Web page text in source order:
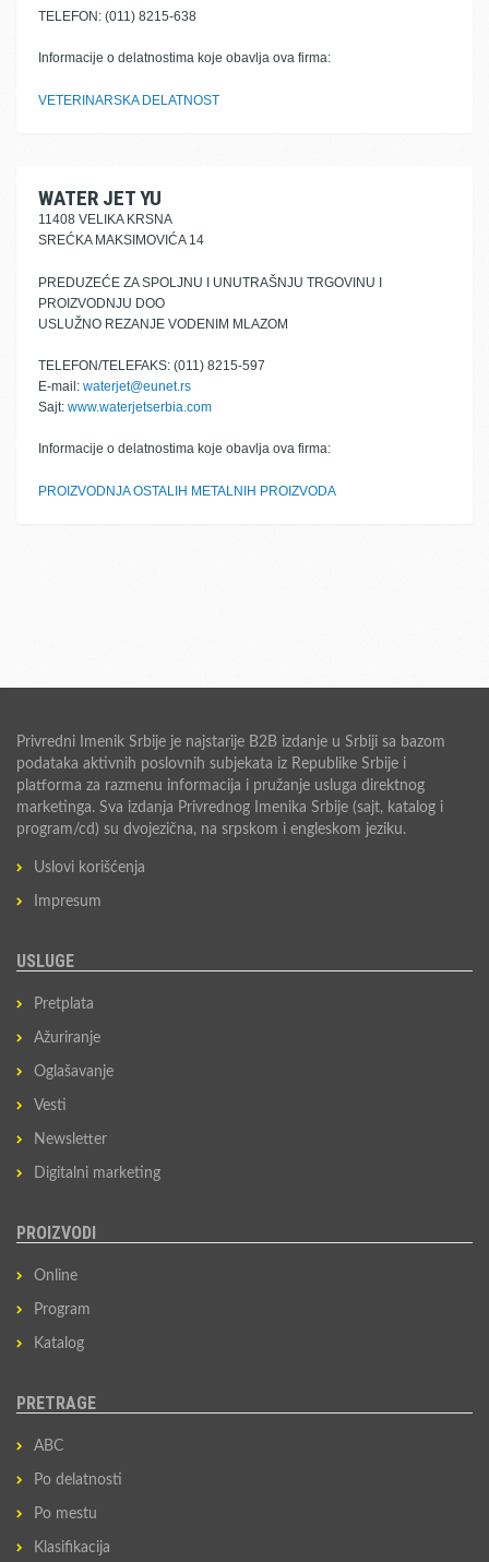
TELEFON: (011) 8215-638
Informacije o delatnostima koje obavlja ova firma:
VETERINARSKA DELATNOST
WATER JET YU
11408 VELIKA KRSNA
SREĆKA MAKSIMOVIĆA 14
PREDUZEĆE ZA SPOLJNU I UNUTRAŠNJU TRGOVINU I
PROIZVODNJU DOO
USLUŽNO REZANJE VODENIM MLAZOM
TELEFON/TELEFAKS: (011) 8215-597
E-mail: waterjet@eunet.rs
Sajt: www.waterjetserbia.com
Informacije o delatnostima koje obavlja ova firma:
PROIZVODNJA OSTALIH METALNIH PROIZVODA
Privredni Imenik Srbije je najstarije B2B izdanje u Srbiji sa bazom
podataka aktivnih poslovnih subjekata iz Republike Srbije i
platforma za razmenu informacija i pružanje usluga direktnog
marketinga. Sva izdanja Privrednog Imenika Srbije (sajt, katalog i
program/cd) su dvojezična, na srpskom i engleskom jeziku.
Uslovi korišćenja
Impresum
USLUGE
Pretplata
Ažuriranje
Oglašavanje
Vesti
Newsletter
Digitalni marketing
PROIZVODI
Online
Program
Katalog
PRETRAGE
ABC
Po delatnosti
Po mestu
Klasifikacija